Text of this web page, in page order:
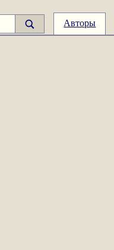
Авторы